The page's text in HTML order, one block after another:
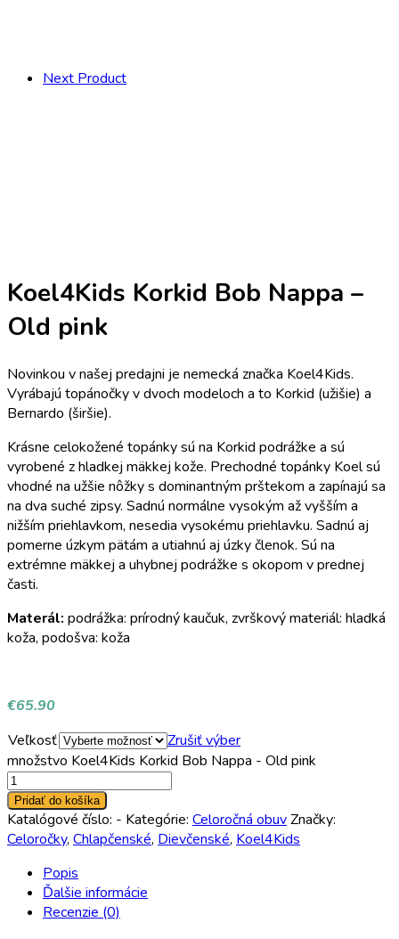
Next Product
Koel4Kids Korkid Bob Nappa –
Old pink
Novinkou v našej predajni je nemecká značka Koel4Kids.
Vyrábajú topánočky v dvoch modeloch a to Korkid (užišie) a
Bernardo (širšie).
Krásne celokožené topánky sú na Korkid podrážke a sú
vyrobené z hladkej mäkkej kože. Prechodné topánky Koel sú
vhodné na užšie nôžky s dominantným prštekom a zapínajú sa
na dva suché zipsy. Sadnú normálne vysokým až vyšším a
nižším priehlavkom, nesedia vysokému priehlavku. Sadnú aj
pomerne úzkym pätám a utiahnú aj úzky členok. Sú na
extrémne mäkkej a uhybnej podrážke s okopom v prednej
časti.
Materál: podrážka: prírodný kaučuk, zvrškový materiál: hladká
koža, podošva: koža
€65.90
Veľkosť
Zrušiť výber
množstvo Koel4Kids Korkid Bob Nappa - Old pink
Pridať do košíka
Katalógové číslo: - Kategórie: Celoročná obuvZnačky:
Celoročky, Chlapčenské, Dievčenské, Koel4Kids
Popis
Ďalšie informácie
Recenzie (0)